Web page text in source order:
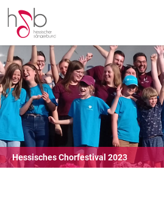
Hessisches Chorfestival 2023